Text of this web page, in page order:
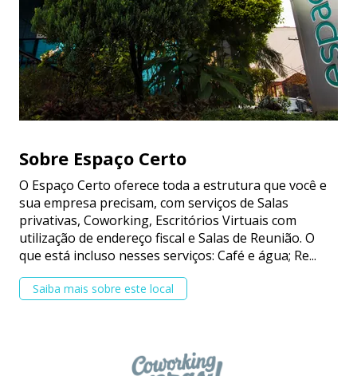
Sobre Espaço Certo
O Espaço Certo oferece toda a estrutura que você e
sua empresa precisam, com serviços de Salas
privativas, Coworking, Escritórios Virtuais com
utilização de endereço fiscal e Salas de Reunião. O
que está incluso nesses serviços: Café e água; Re...
Saiba mais sobre este local